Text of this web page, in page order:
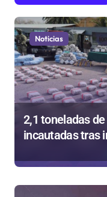
Noticias
2,1 toneladas
incautadas tras